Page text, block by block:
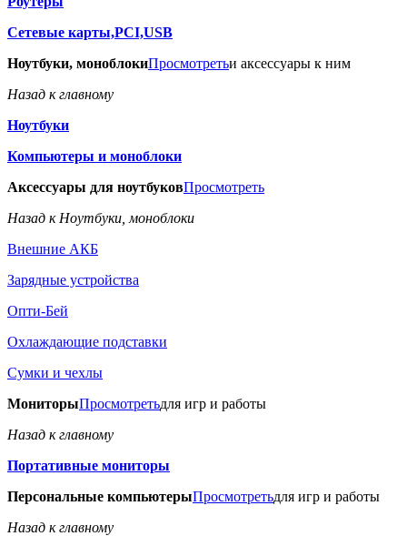
Сетевые карты,PCI,USB
Ноутбуки, моноблокиПросмотретьи аксессуары к ним
Назад к главному
Ноутбуки
Компьютеры и моноблоки
Аксессуары для ноутбуковПросмотреть
Назад к Ноутбуки, моноблоки
Внешние АКБ
Зарядные устройства
Опти-Бей
Охлаждающие подставки
Сумки и чехлы
МониторыПросмотретьдля игр и работы
Назад к главному
Портативные мониторы
Персональные компьютерыПросмотретьдля игр и работы
Назад к главному